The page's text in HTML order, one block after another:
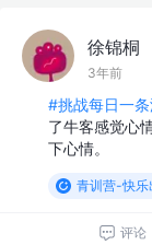
徐锦桐
3年前
#挑战每日一
了牛客感觉心
下心情。
青训营-快乐
评论